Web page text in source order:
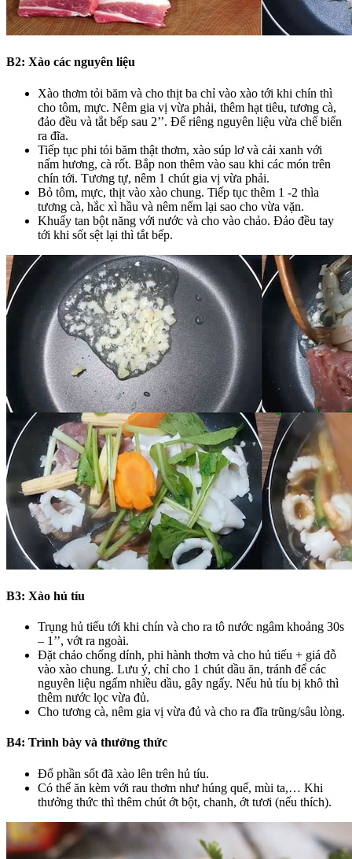
B2: Xào các nguyên liệu
Xào thơm tỏi băm và cho thịt ba chỉ vào xào tới khi chín thì
cho tôm, mực. Nêm gia vị vừa phải, thêm hạt tiêu, tương cà,
đảo đều và tắt bếp sau 2’’. Để riêng nguyên liệu vừa chế biến
ra đĩa.
Tiếp tục phi tỏi băm thật thơm, xào súp lơ và cải xanh với
nấm hương, cà rốt. Bắp non thêm vào sau khi các món trên
chín tới. Tương tự, nêm 1 chút gia vị vừa phải.
Bỏ tôm, mực, thịt vào xào chung. Tiếp tục thêm 1 -2 thìa
tương cà, hắc xì hầu và nêm nếm lại sao cho vừa vặn.
Khuấy tan bột năng với nước và cho vào chảo. Đảo đều tay
tới khi sốt sệt lại thì tắt bếp.
B3: Xào hủ tíu
Trụng hủ tiếu tới khi chín và cho ra tô nước ngâm khoảng 30s
– 1’’, vớt ra ngoài.
Đặt chảo chống dính, phi hành thơm và cho hủ tiếu + giá đỗ
vào xào chung. Lưu ý, chỉ cho 1 chút dầu ăn, tránh để các
nguyên liệu ngấm nhiều dầu, gây ngấy. Nếu hủ tíu bị khô thì
thêm nước lọc vừa đủ.
Cho tương cà, nêm gia vị vừa đủ và cho ra đĩa trũng/sâu lòng.
B4: Trình bày và thưởng thức
Đổ phần sốt đã xào lên trên hủ tíu.
Có thể ăn kèm với rau thơm như húng quế, mùi ta,… Khi
thưởng thức thì thêm chút ớt bột, chanh, ớt tươi (nếu thích).